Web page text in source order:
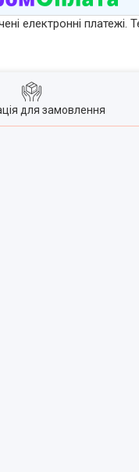
електронні
для замовлення